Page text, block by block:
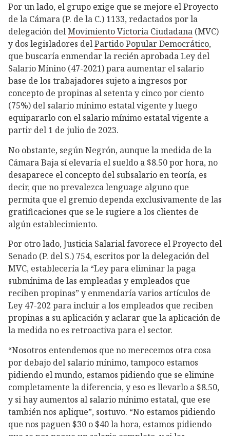
Por un lado, el grupo exige que se mejore el Proyecto
de la Cámara (P. de la C.) 1133, redactados por la
delegación delMovimiento Victoria Ciudadana (MVC)
y dos legisladores delPartido Popular Democrático,
que buscaría enmendar la recién aprobada Ley del
Salario Mínino (47-2021) para aumentar el salario
base de los trabajadores sujeto a ingresos por
concepto de propinas al setenta y cinco por ciento
(75%) del salario mínimo estatal vigente y luego
equipararlo con el salario mínimo estatal vigente a
partir del 1 de julio de 2023.
No obstante, según Negrón, aunque la medida de la
Cámara Baja sí elevaría el sueldo a $8.50 por hora, no
desaparece el concepto del subsalario en teoría, es
decir, que no prevalezca lenguage alguno que
permita que el gremio dependa exclusivamente de las
gratificaciones que se le sugiere a los clientes de
algún establecimiento.
Por otro lado, Justicia Salarial favorece el Proyecto del
Senado (P. del S.) 754, escritos por la delegación del
MVC, establecería la “Ley para eliminar la paga
submínima de las empleadas y empleados que
reciben propinas” y enmendaría varios artículos de
Ley 47-202 para incluir a los empleados que reciben
propinas a su aplicación y aclarar que la aplicación de
la medida no es retroactiva para el sector.
“Nosotros entendemos que no merecemos otra cosa
por debajo del salario mínimo, tampoco estamos
pidiendo el mundo, estamos pidiendo que se elimine
completamente la diferencia, y eso es llevarlo a $8.50,
y si hay aumentos al salario mínimo estatal, que ese
también nos aplique”, sostuvo. “No estamos pidiendo
que nos paguen $30 o $40 la hora, estamos pidiendo